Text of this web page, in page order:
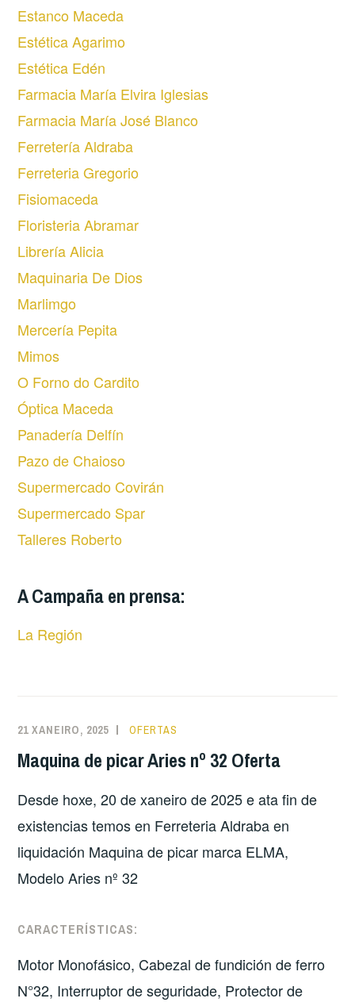
Estanco Maceda
Estética Agarimo
Estética Edén
Farmacia María Elvira Iglesias
Farmacia María José Blanco
Ferretería Aldraba
Ferreteria Gregorio
Fisiomaceda
Floristeria Abramar
Librería Alicia
Maquinaria De Dios
Marlimgo
Mercería Pepita
Mimos
O Forno do Cardito
Óptica Maceda
Panadería Delfín
Pazo de Chaioso
Supermercado Covirán
Supermercado Spar
Talleres Roberto
A Campaña en prensa:
La Región
21 XANEIRO, 2025 OFERTAS
Maquina de picar Aries nº 32 Oferta
Desde hoxe, 20 de xaneiro de 2025 e ata fin de
existencias temos en Ferreteria Aldraba en
liquidación Maquina de picar marca ELMA,
Modelo Aries nº 32
CARACTERÍSTICAS:
Motor Monofásico, Cabezal de fundición de ferro
N°32, Interruptor de seguridade, Protector de